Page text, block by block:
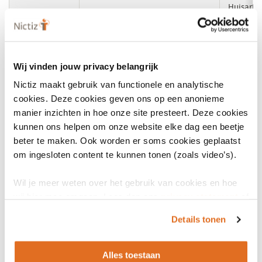
Wij vinden jouw privacy belangrijk
Nictiz maakt gebruik van functionele en analytische
cookies. Deze cookies geven ons op een anonieme
manier inzichten in hoe onze site presteert. Deze cookies
kunnen ons helpen om onze website elke dag een beetje
beter te maken. Ook worden er soms cookies geplaatst
om ingesloten content te kunnen tonen (zoals video’s).
Wil je meer weten over het gebruik van cookies en hoe
Details tonen
Alles toestaan
venster)
15(opent
venster)
Huisarts,
17, 18, 19, 20 Triagistverwijzing
hulp,
4, 13, 14(opent
Rapportage
Huisarts,